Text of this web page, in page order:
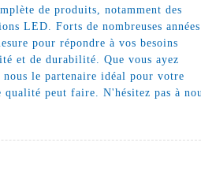
de produits, notamment des
LED. Forts de nombreuses années
pour répondre à vos besoins
et de durabilité. Que vous ayez
nous le partenaire idéal pour votre
peut faire. N'hésitez pas à